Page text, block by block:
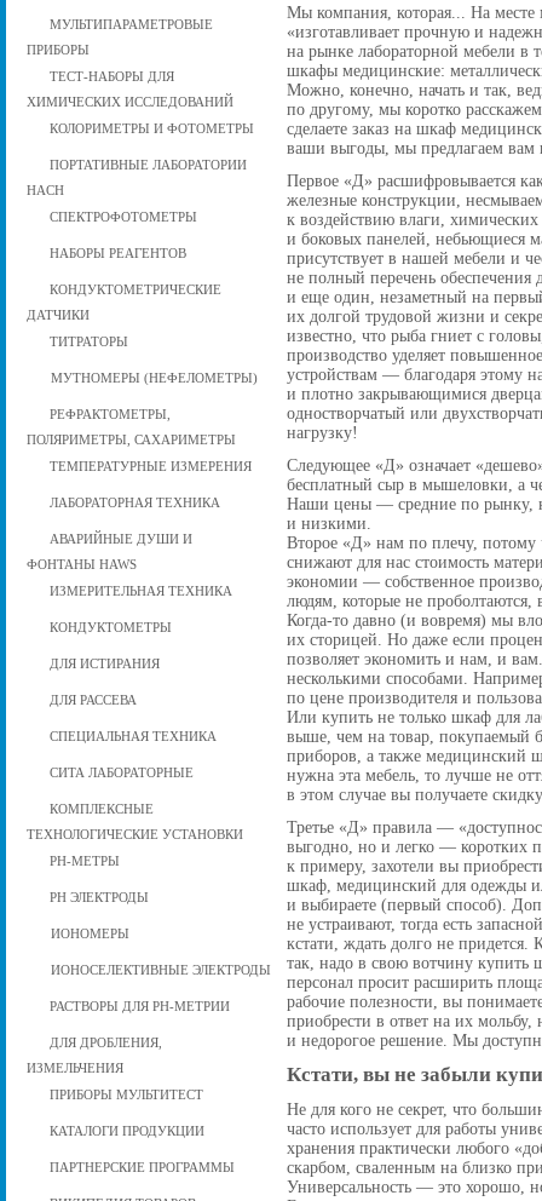
МУЛЬТИПАРАМЕТРОВЫЕ
ПРИБОРЫ
ТЕСТ-НАБОРЫ ДЛЯ
ХИМИЧЕСКИХ ИССЛЕДОВАНИЙ
КОЛОРИМЕТРЫ И ФОТОМЕТРЫ
ПОРТАТИВНЫЕ ЛАБОРАТОРИИ
HACH
СПЕКТРОФОТОМЕТРЫ
НАБОРЫ РЕАГЕНТОВ
КОНДУКТОМЕТРИЧЕСКИЕ
ДАТЧИКИ
ТИТРАТОРЫ
МУТНОМЕРЫ (НЕФЕЛОМЕТРЫ)
РЕФРАКТОМЕТРЫ,
ПОЛЯРИМЕТРЫ, САХАРИМЕТРЫ
ТЕМПЕРАТУРНЫЕ ИЗМЕРЕНИЯ
ЛАБОРАТОРНАЯ ТЕХНИКА
АВАРИЙНЫЕ ДУШИ И
ФОНТАНЫ HAWS
ИЗМЕРИТЕЛЬНАЯ ТЕХНИКА
КОНДУКТОМЕТРЫ
ДЛЯ ИСТИРАНИЯ
ДЛЯ РАССЕВА
СПЕЦИАЛЬНАЯ ТЕХНИКА
СИТА ЛАБОРАТОРНЫЕ
КОМПЛЕКСНЫЕ
ТЕХНОЛОГИЧЕСКИЕ УСТАНОВКИ
РН-МЕТРЫ
РН ЭЛЕКТРОДЫ
ИОНОМЕРЫ
ИОНОСЕЛЕКТИВНЫЕ ЭЛЕКТРОДЫ
РАСТВОРЫ ДЛЯ РН-МЕТРИИ
ДЛЯ ДРОБЛЕНИЯ,
ИЗМЕЛЬЧЕНИЯ
ПРИБОРЫ МУЛЬТИТЕСТ
КАТАЛОГИ ПРОДУКЦИИ
ПАРТНЕРСКИЕ ПРОГРАММЫ
Мы компания, которая... На месте
«изготавливает прочную и
на рынке лабораторной мебели в
шкафы медицинские:
Можно, конечно, начать и так,
по другому, мы коротко
сделаете заказ на шкаф
ваши выгоды, мы предлагаем вам
Первое «Д» расшифровывается
железные конструкции,
к воздействию влаги,
и боковых панелей, небьющиеся
присутствует в нашей мебели и
не полный перечень обеспечения
и еще один, незаметный на первый
их долгой трудовой жизни и
известно, что рыба гниет с
производство уделяет
устройствам — благодаря этому
и плотно закрывающимися
одностворчатый или
нагрузку!
Следующее «Д» означает
бесплатный сыр в мышеловки, а
Наши цены — средние по рынку,
и низкими.
Второе «Д» нам по плечу,
снижают для нас стоимость
экономии — собственное
людям, которые не проболтаются,
Когда-то давно (и вовремя) мы
их сторицей. Но даже если
позволяет экономить и нам, и
несколькими способами.
по цене производителя и
Или купить не только шкаф для
выше, чем на товар, покупаемый
приборов, а также медицинский
нужна эта мебель, то лучше не
в этом случае вы получаете
Третье «Д» правила —
выгодно, но и легко — коротких
к примеру, захотели вы
шкаф, медицинский для одежды
и выбираете (первый способ).
не устраивают, тогда есть
кстати, ждать долго не придется.
так, надо в свою вотчину
персонал просит расширить
рабочие полезности, вы
приобрести в ответ на их
и недорогое решение. Мы
Кстати, вы не забыли
Не для кого не секрет, что
часто использует для работы
хранения практически любого
скарбом, сваленным на близко
Универсальность — это хорошо,